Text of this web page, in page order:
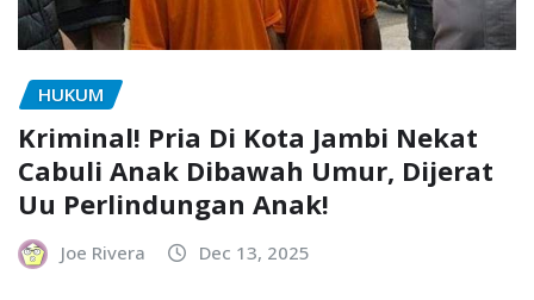
HUKUM
Kriminal! Pria Di Kota Jambi Nekat
Cabuli Anak Dibawah Umur, Dijerat
Uu Perlindungan Anak!
Joe Rivera Dec 13, 2025